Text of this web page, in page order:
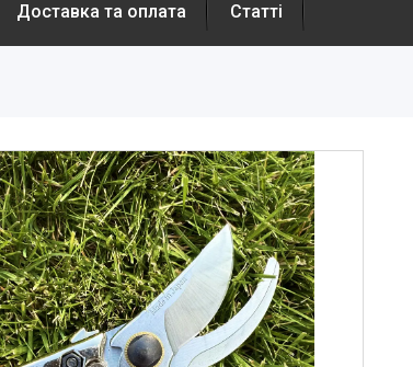
Доставка та оплата Статті